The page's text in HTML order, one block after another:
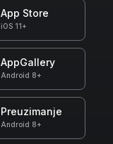
App Store
iOS 11+
AppGallery
Android 8+
Preuzimanje
Android 8+